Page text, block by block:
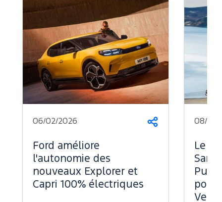
Partager
06/02/2026
Ford améliore
l'autonomie des
nouveaux Explorer et
Capri 100% électriques
08/07/
Le
Sans
pour